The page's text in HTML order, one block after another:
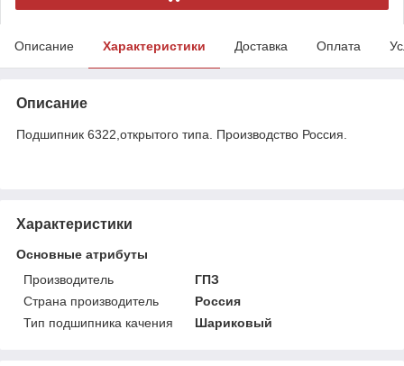
Описание Характеристики Доставка Оплата
Описание
Подшипник 6322,открытого типа. Производство Россия.
Характеристики
Основные атрибуты
Производитель
ГПЗ
Страна производитель
Россия
Тип подшипника качения
Шариковый